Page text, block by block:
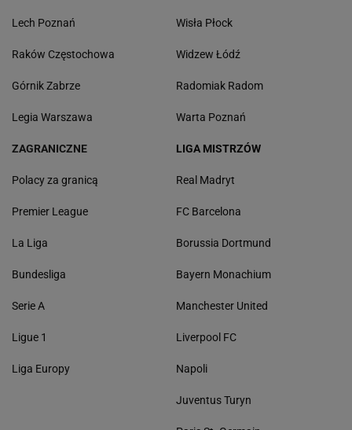
Lech Poznań
Raków Częstochowa
Górnik Zabrze
Legia Warszawa
Wisła Płock
Widzew Łódź
Radomiak Radom
Warta Poznań
ZAGRANICZNE
Polacy za granicą
Premier League
La Liga
Bundesliga
Serie A
Ligue 1
Liga Europy
LIGA MISTRZÓW
Real Madryt
FC Barcelona
Borussia Dortmund
Bayern Monachium
Manchester United
Liverpool FC
Napoli
Juventus Turyn